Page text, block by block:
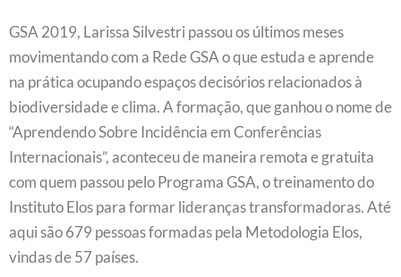
GSA 2019, Larissa Silvestri passou os últimos meses
movimentando com a Rede GSA o que estuda e aprende
na prática ocupando espaços decisórios relacionados à
biodiversidade e clima. A formação, que ganhou o nome de
“Aprendendo Sobre Incidência em Conferências
Internacionais”, aconteceu de maneira remota e gratuita
com quem passou pelo Programa GSA, o treinamento do
Instituto Elos para formar lideranças transformadoras. Até
aqui são 679 pessoas formadas pela Metodologia Elos,
vindas de 57 países.